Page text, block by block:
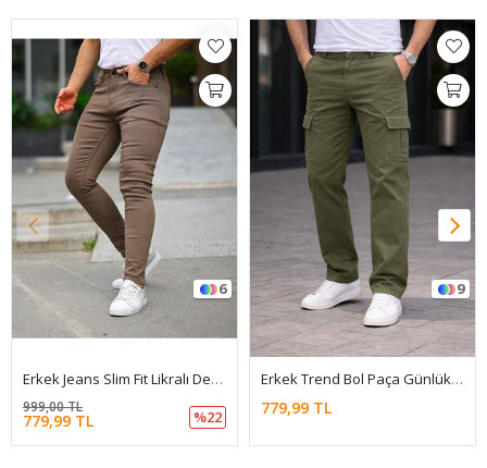
6
Erkek Jeans Slim Fit Likralı Denim Kahve Kot Pantolon
779,99 TL
999,00 TL
%22
9
Erkek Trend Bol Paça Günlük Kargo Haki Baggy Pantolon
779,99 TL